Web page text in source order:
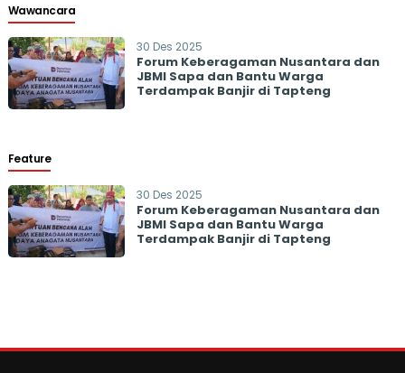
Wawancara
30 Des 2025
Forum Keberagaman Nusantara dan
JBMI Sapa dan Bantu Warga
Terdampak Banjir di Tapteng
Feature
30 Des 2025
Forum Keberagaman Nusantara dan
JBMI Sapa dan Bantu Warga
Terdampak Banjir di Tapteng